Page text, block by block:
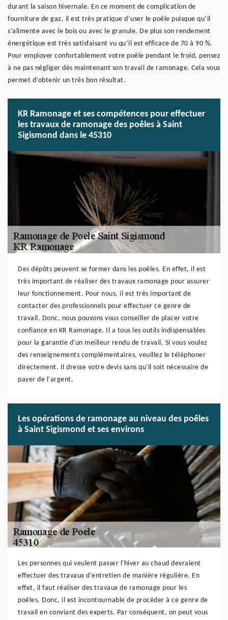
durant la saison hivernale. En ce moment de complication de
fourniture de gaz, il est très pratique d’user le poêle puisque qu’il
s’alimente avec le bois ou avec le granule. De plus son rendement
énergétique est très satisfaisant vu qu’il est efficace de 70 à 90 %.
Pour employer confortablement votre poêle pendant le froid, pensez
à ne pas négliger dès maintenant son travail de ramonage. Cela vous
permet d’obtenir un très bon résultat.
KR Ramonage et ses compétences pour effectuer
les travaux de ramonage des poêles à Saint
Sigismond dans le 45310
Des dépôts peuvent se former dans les poêles. En effet, il est
très important de réaliser des travaux ramonage pour assurer
leur fonctionnement. Pour nous, il est très important de
contacter des professionnels pour effectuer ce genre de
travail. Donc, nous pouvons vous conseiller de placer votre
confiance en KR Ramonage. Il a tous les outils indispensables
pour la garantie d'un meilleur rendu de travail. Si vous voulez
des renseignements complémentaires, veuillez le téléphoner
directement. Il dresse votre devis sans qu'il soit nécessaire de
payer de l'argent.
Les opérations de ramonage au niveau des poêles
à Saint Sigismond et ses environs
Les personnes qui veulent passer l'hiver au chaud devraient
effectuer des travaux d'entretien de manière régulière. En
effet, il faut réaliser des travaux de ramonage pour les
poêles. Donc, il est incontournable de procéder à ce genre de
travail en conviant des experts. Par conséquent, on peut vous